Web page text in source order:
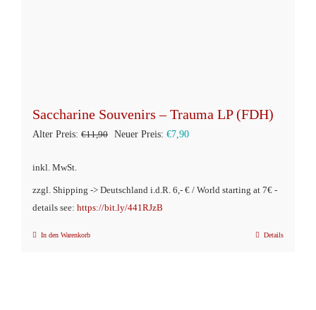
Saccharine Souvenirs – Trauma LP (FDH)
Alter Preis: €11,90 Ursprünglicher
€11,90
Neuer Preis: €7,90Aktueller
€7,90.
inkl. MwSt.
zzgl. Shipping -> Deutschland i.d.R. 6,- € / World starting at 7€ -
details see: https://bit.ly/441RJzB
In den Warenkorb Details